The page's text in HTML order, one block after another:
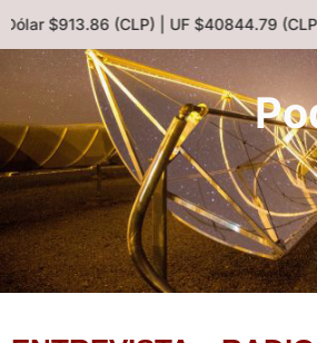
$913.86 (CLP) | UF $40844.79